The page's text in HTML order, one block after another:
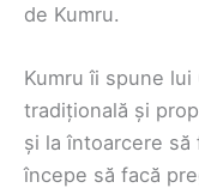
de Kumru.
Kumru îi spune
tradițională și
și la întoarcere să
începe să facă